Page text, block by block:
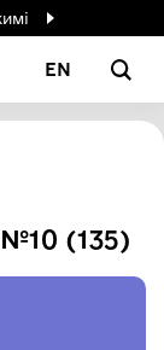
EN
(135)